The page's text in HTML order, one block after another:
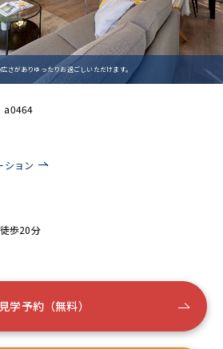
さがありゆったりお過ごしいただけます。
a0464
ション
歩20分
見学予約（無料）